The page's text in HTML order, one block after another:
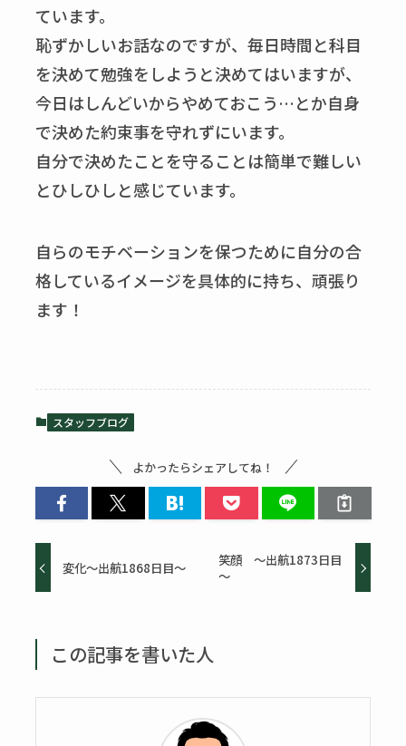
ています。
恥ずかしいお話なのですが、毎日時間と科目
を決めて勉強をしようと決めてはいますが、
今日はしんどいからやめておこう…とか自身
で決めた約束事を守れずにいます。
自分で決めたことを守ることは簡単で難しい
とひしひしと感じています。
自らのモチベーションを保つために自分の合
格しているイメージを具体的に持ち、頑張り
ます！
スタッフブログ
よかったらシェアしてね！
変化～出航1868日目～
笑顔 ～出航1873日目
～
この記事を書いた人